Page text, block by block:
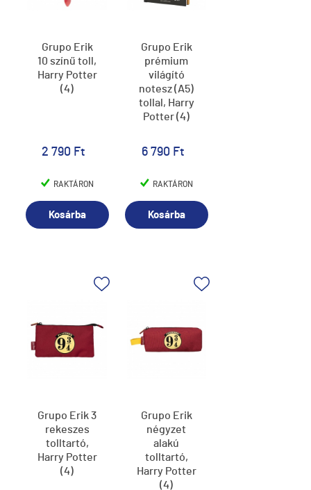
Grupo Erik
10 színű toll,
Harry Potter
(4)
2 790 Ft
RAKTÁRON
Kosárba
Grupo Erik
prémium
világító
notesz (A5)
tollal, Harry
Potter (4)
6 790 Ft
RAKTÁRON
Kosárba
Grupo Erik 3
rekeszes
tolltartó,
Harry Potter
(4)
Grupo Erik
négyzet
alakú
tolltartó,
Harry Potter
(4)